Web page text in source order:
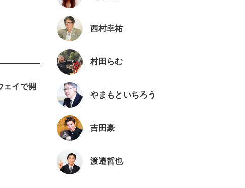
ェイで開
西村幸祐
村田らむ
やまもといちろう
吉田豪
渡邉哲也